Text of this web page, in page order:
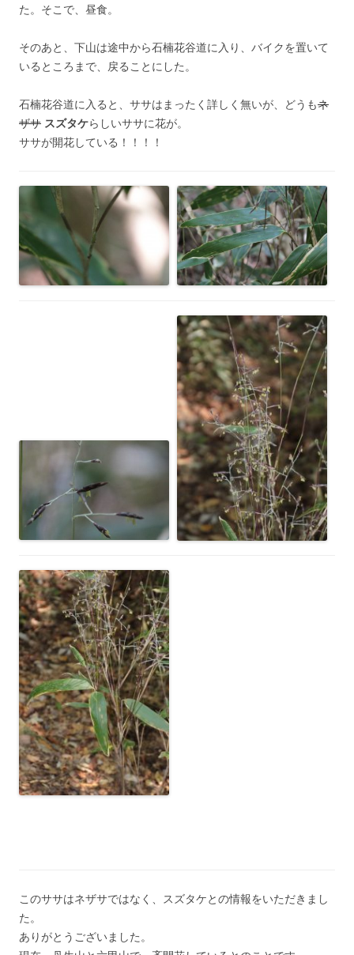
た。そこで、昼食。
そのあと、下山は途中から石楠花谷道に入り、バイクを置いて
いるところまで、戻ることにした。
石楠花谷道に入ると、ササはまったく詳しく無いが、どうもネ
ザサ スズタケらしいササに花が。
ササが開花している！！！！
このササはネザサではなく、スズタケとの情報をいただきまし
た。
ありがとうございました。